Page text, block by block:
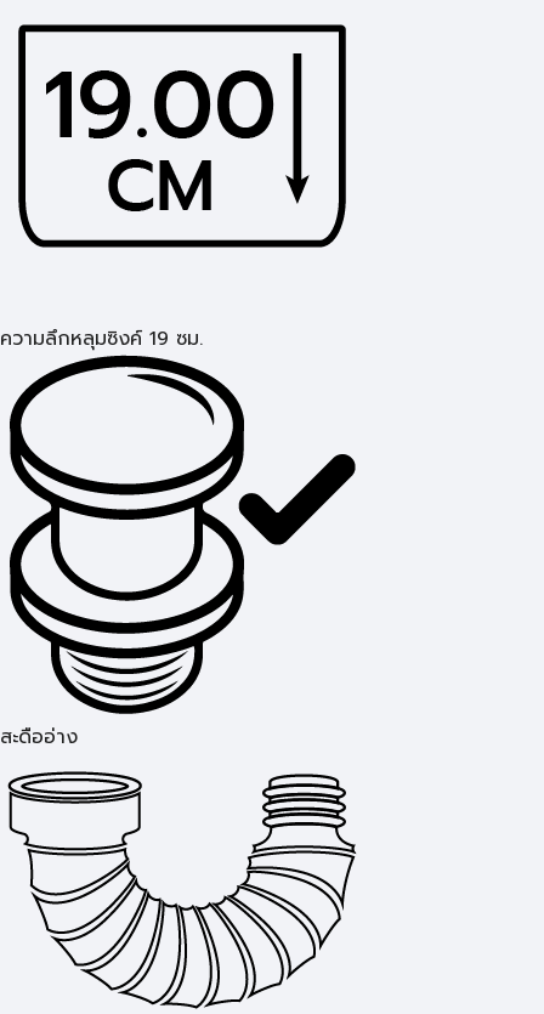
ความลึกหลุมซิงค์ 19 ซม.
สะดืออ่าง